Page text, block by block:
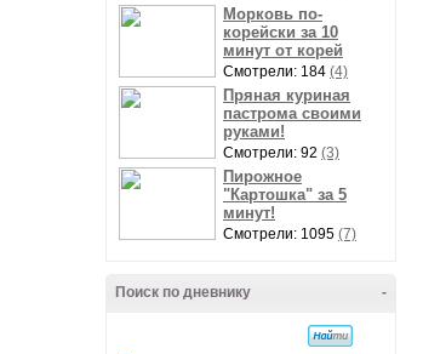
Морковь по-
корейски за 10
минут от корей
Смотрели: 184 (4)
Пряная куриная
пастрома своими
руками!
Смотрели: 92 (3)
Пирожное
"Картошка" за 5
минут!
Смотрели: 1095 (7)
-
Поиск по дневнику